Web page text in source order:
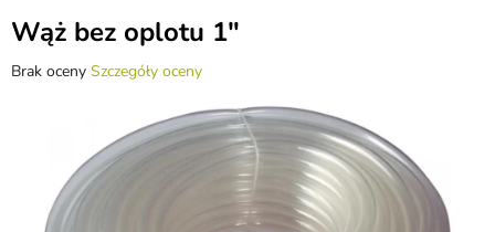
Wąż bez oplotu 1"
Średnia
Brak oceny Szczegóły oceny